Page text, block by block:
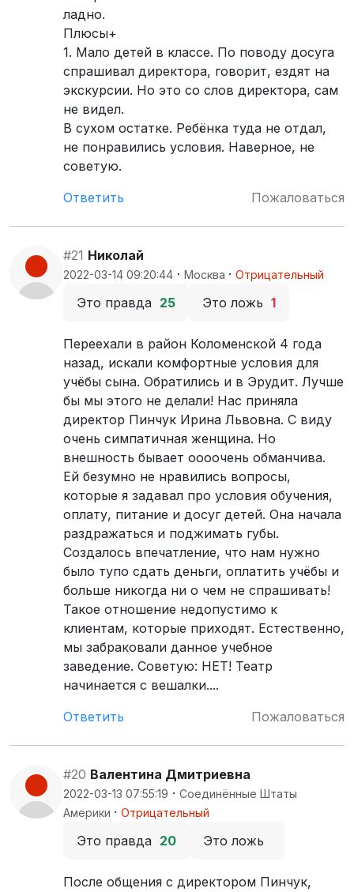
ладно.
Плюсы+
1. Мало детей в классе. По поводу досуга
спрашивал директора, говорит, ездят на
экскурсии. Но это со слов директора, сам
не видел.
В сухом остатке. Ребёнка туда не отдал,
не понравились условия. Наверное, не
советую.
Ответить
Пожаловаться
#21 Николай
2022-03-14 09:20:44 · Москва · Отрицательный
Это правда 25 Это ложь 1
Переехали в район Коломенской 4 года
назад, искали комфортные условия для
учёбы сына. Обратились и в Эрудит. Лучше
бы мы этого не делали! Нас приняла
директор Пинчук Ирина Львовна. С виду
очень симпатичная женщина. Но
внешность бывает оооочень обманчива.
Ей безумно не нравились вопросы,
которые я задавал про условия обучения,
оплату, питание и досуг детей. Она начала
раздражаться и поджимать губы.
Создалось впечатление, что нам нужно
было тупо сдать деньги, оплатить учёбы и
больше никогда ни о чем не спрашивать!
Такое отношение недопустимо к
клиентам, которые приходят. Естественно,
мы забраковали данное учебное
заведение. Советую: НЕТ! Театр
начинается с вешалки....
Ответить
Пожаловаться
#20 Валентина Дмитриевна
2022-03-13 07:55:19 · Соединённые Штаты
Америки · Отрицательный
Это правда 20 Это ложь
После общения с директором Пинчук,